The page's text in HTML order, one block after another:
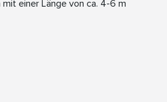
einer Länge von ca. 4-6 m